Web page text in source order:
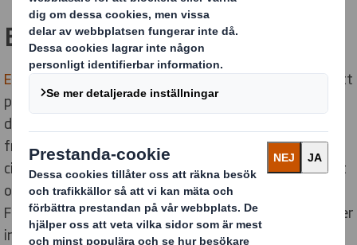
Ellen MacArthur Foundation
Ellen MacArthur Foundationlanserades 2010 i syfte att
påskynda övergången till en cirkulär ekonomi. Sedan
den skapades har välgörenhetsorganisationen vuxit
fram som en global opinionsledare och satt den
cirkulära ekonomin på agendan för beslutsfattare runt
om i världen. Vårt partnerskap med Ellen MacArthur
Foundation påskyndar vår cirkulära ekonomi och stödjer
innovation i hela verksamheten.